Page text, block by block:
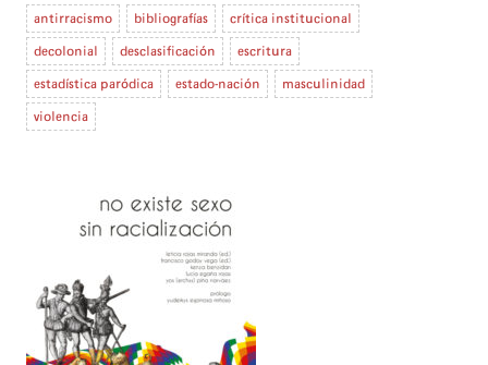
antirracismo bibliografías crítica institucional
decolonial desclasificación escritura
estadística paródica estado-nación masculinidad
violencia